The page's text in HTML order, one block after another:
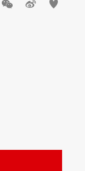
  